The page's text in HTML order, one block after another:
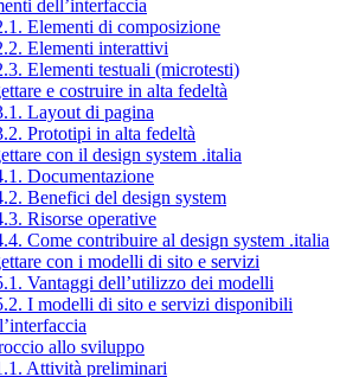
dell’interfaccia
Elementi di composizione
Elementi interattivi
Elementi testuali (microtesti)
e costruire in alta fedeltà
Layout di pagina
Prototipi in alta fedeltà
con il design system .italia
Documentazione
Benefici del design system
Risorse operative
Come contribuire al design system .italia
con i modelli di sito e servizi
Vantaggi dell’utilizzo dei modelli
I modelli di sito e servizi disponibili
allo sviluppo
Attività preliminari